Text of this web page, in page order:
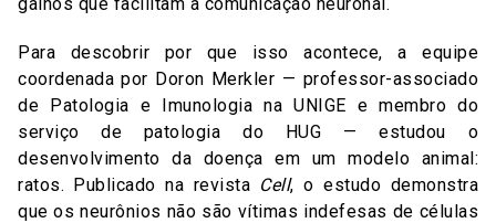
Para descobrir por que isso acontece, a equipe
coordenada por Doron Merkler — professor-associado
de Patologia e Imunologia na UNIGE e membro do
serviço de patologia do HUG — estudou o
desenvolvimento da doença em um modelo animal:
ratos. Publicado na revista Cell, o estudo demonstra
que os neurônios não são vítimas indefesas de células